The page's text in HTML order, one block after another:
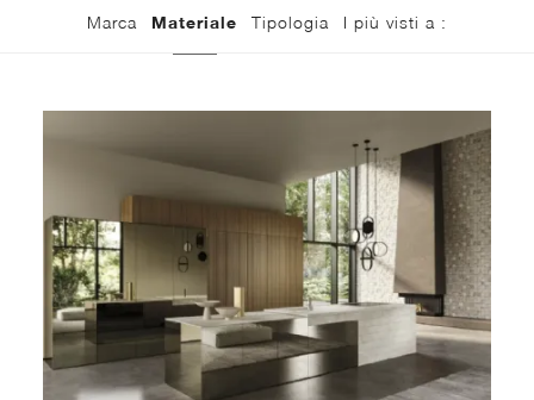
Marca Materiale Tipologia I più visti a :